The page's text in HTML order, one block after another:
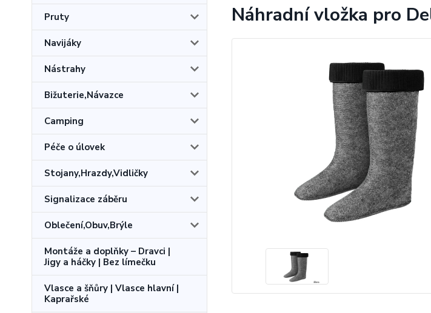
Pruty
Navijáky
Nástrahy
Bižuterie,Návazce
Camping
Péče o úlovek
Stojany,Hrazdy,Vidličky
Signalizace záběru
Oblečení,Obuv,Brýle
Montáže a doplňky – Dravci |
Jigy a háčky | Bez límečku
Vlasce a šňůry | Vlasce hlavní |
Kaprařské
Náhradní vložka pro